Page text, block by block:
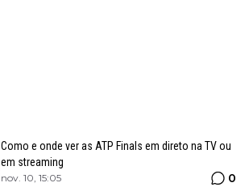
Como e onde ver as ATP Finals em direto na TV ou
em streaming
nov. 10, 15:05 0